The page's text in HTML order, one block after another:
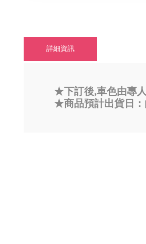
詳細資訊
★下訂後,車色由專
★商品預計出貨日